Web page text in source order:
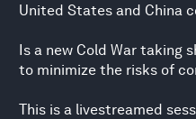
United States and China
Is a new Cold War taking
to minimize the risks of
This is a livestreamed